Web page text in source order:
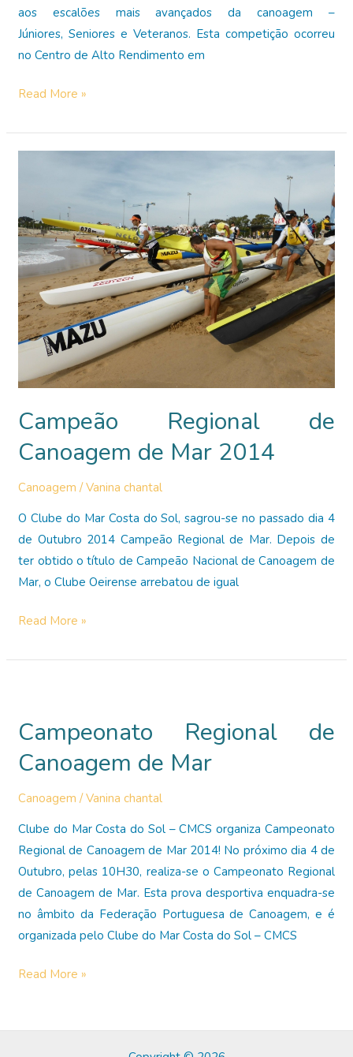
aos escalões mais avançados da canoagem –
Júniores, Seniores e Veteranos. Esta competição ocorreu
no Centro de Alto Rendimento em
Prestações
excelência
velocidade
Read More »
Campeão Regional de
Canoagem de Mar 2014
Canoagem /Vanina chantal
O Clube do Mar Costa do Sol, sagrou-se no passado dia 4
de Outubro 2014 Campeão Regional de Mar. Depois de
ter obtido o título de Campeão Nacional de Canoagem de
Mar, o Clube Oeirense arrebatou de igual
Campeão
de
Mar
Read More »
Campeonato Regional de
Canoagem de Mar
Canoagem /Vanina chantal
Clube do Mar Costa do Sol – CMCS organiza Campeonato
Regional de Canoagem de Mar 2014! No próximo dia 4 de
Outubro, pelas 10H30, realiza-se o Campeonato Regional
de Canoagem de Mar. Esta prova desportiva enquadra-se
no âmbito da Federação Portuguesa de Canoagem, e é
organizada pelo Clube do Mar Costa do Sol – CMCS
Campeonato
Read More »